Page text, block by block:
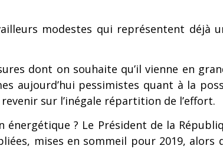
modestes qui représentent déjà
dont on souhaite qu’il vienne en
aujourd’hui pessimistes quant à la
sur l’inégale répartition de l’effort.
énergétique ? Le Président de la
mises en sommeil pour 2019, alors